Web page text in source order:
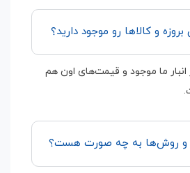
و کالاها رو موجود دارید؟
انبار ما موجود و قیمت‌های اون هم
و روش‌ها به چه صورت هست؟